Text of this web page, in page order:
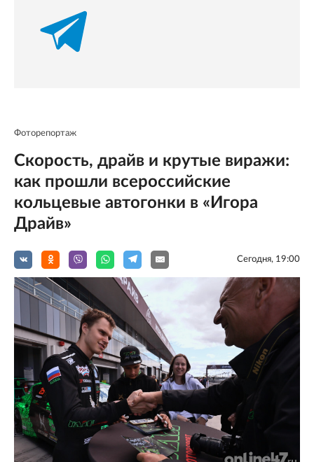
Фоторепортаж
Скорость, драйв и крутые виражи:
как прошли всероссийские
кольцевые автогонки в «Игора
Драйв»
Сегодня, 19:00